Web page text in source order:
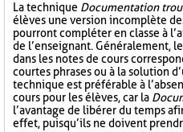
La technique Documentation
élèves une version incomplète
pourront compléter en classe à
de l’enseignant. Généralement,
dans les notes de cours
courtes phrases ou à la solution
technique est préférable à
cours pour les élèves, car la
l’avantage de libérer du temps
effet, puisqu’ils ne doivent